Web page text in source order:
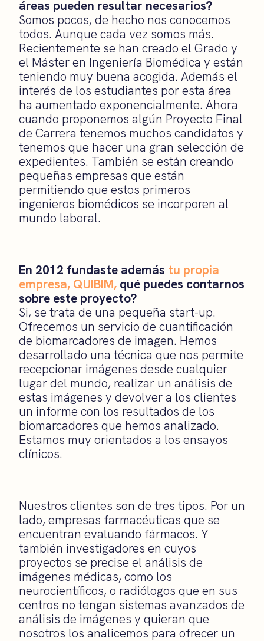
áreas pueden resultar necesarios?
Somos pocos, de hecho nos conocemos
todos. Aunque cada vez somos más.
Recientemente se han creado el Grado y
el Máster en Ingeniería Biomédica y están
teniendo muy buena acogida. Además el
interés de los estudiantes por esta área
ha aumentado exponencialmente. Ahora
cuando proponemos algún Proyecto Final
de Carrera tenemos muchos candidatos y
tenemos que hacer una gran selección de
expedientes. También se están creando
pequeñas empresas que están
permitiendo que estos primeros
ingenieros biomédicos se incorporen al
mundo laboral.
En 2012 fundaste además tu propia
empresa, QUIBIM, qué puedes contarnos
sobre este proyecto?
Si, se trata de una pequeña start-up.
Ofrecemos un servicio de cuantificación
de biomarcadores de imagen. Hemos
desarrollado una técnica que nos permite
recepcionar imágenes desde cualquier
lugar del mundo, realizar un análisis de
estas imágenes y devolver a los clientes
un informe con los resultados de los
biomarcadores que hemos analizado.
Estamos muy orientados a los ensayos
clínicos.
Nuestros clientes son de tres tipos. Por un
lado, empresas farmacéuticas que se
encuentran evaluando fármacos. Y
también investigadores en cuyos
proyectos se precise el análisis de
imágenes médicas, como los
neurocientíficos, o radiólogos que en sus
centros no tengan sistemas avanzados de
análisis de imágenes y quieran que
nosotros los analicemos para ofrecer un